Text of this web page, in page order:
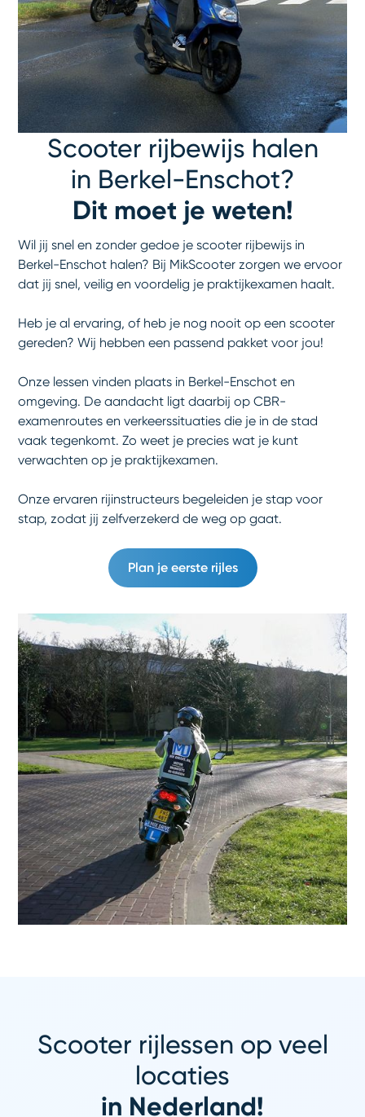
Scooter rijbewijs halen
in Berkel-Enschot?
Dit moet je weten!
Wil jij snel en zonder gedoe je scooter rijbewijs in
Berkel-Enschot halen? Bij MikScooter zorgen we ervoor
dat jij snel, veilig en voordelig je praktijkexamen haalt.
Heb je al ervaring, of heb je nog nooit op een scooter
gereden? Wij hebben een passend pakket voor jou!
Onze lessen vinden plaats in Berkel-Enschot en
omgeving. De aandacht ligt daarbij op CBR-
examenroutes en verkeerssituaties die je in de stad
vaak tegenkomt. Zo weet je precies wat je kunt
verwachten op je praktijkexamen.
Onze ervaren rijinstructeurs begeleiden je stap voor
stap, zodat jij zelfverzekerd de weg op gaat.
Plan je eerste rijles
Scooter rijlessen op veel
locaties
in Nederland!